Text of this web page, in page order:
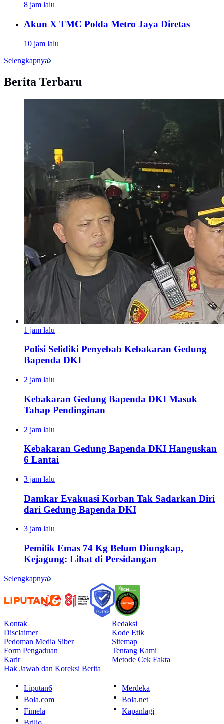
8 jam lalu
Akun X TMC Polda Metro Jaya Diretas
10 jam lalu
Selengkapnya
Berita Terbaru
1 jam lalu
Polisi Selidiki Penyebab Kebakaran Gedung
Bapenda DKI
2 jam lalu
Kebakaran Gedung Bapenda DKI Masuk
Tahap Pendinginan
2 jam lalu
Kebakaran Gedung Bapenda DKI Hanguskan
6 Lantai
3 jam lalu
Damkar Evakuasi Korban Tak Sadarkan Diri
dari Gedung Bapenda DKI
3 jam lalu
Pemilik Emas 74 Kg Belum Diungkap,
Kejagung: Lihat di Persidangan
Selengkapnya
Kontak
Redaksi
Disclaimer
Kode Etik
Pedoman Media Siber
Sitemap
Form Pengaduan
Tentang Kami
Karir
Metode Cek Fakta
Hak Jawab dan Koreksi Berita
Liputan6
Merdeka
Bola.com
Bola.net
Fimela
Kapanlagi